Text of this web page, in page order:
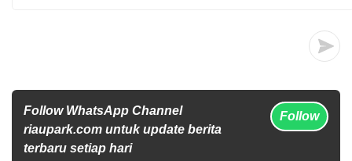
Follow WhatsApp Channel
riaupark.com untuk update berita
terbaru setiap hari
Follow